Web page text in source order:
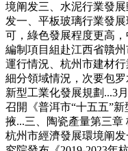
境阐发三、水泥行業發
发一、平板玻璃行業發
可，綠色發展程度更高
編制項目組赴江西省贛
運行情況、杭州市建材
細分領域情況，次要包
新型工業化發展規劃...3
召開《普洱市“十五五”
掖...三、陶瓷產量第三章
杭州市經濟發展環境阐